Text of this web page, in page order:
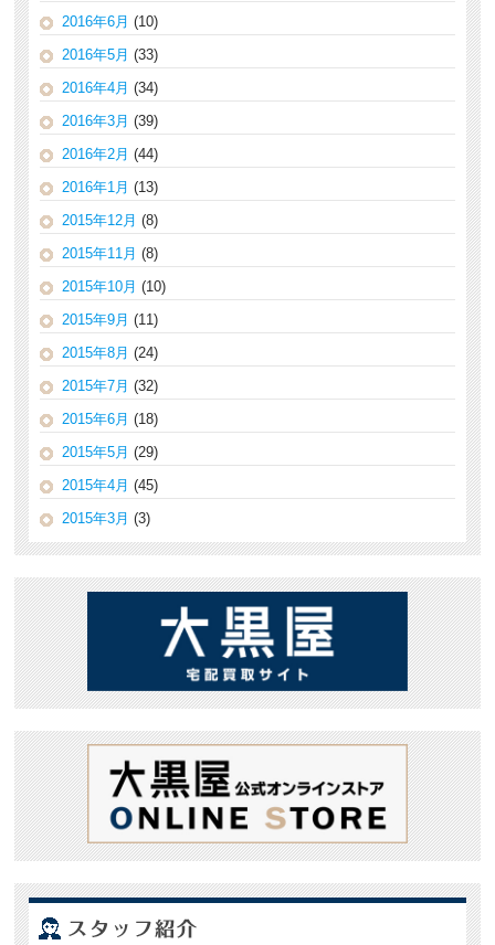
2016年6月 (10)
2016年5月 (33)
2016年4月 (34)
2016年3月 (39)
2016年2月 (44)
2016年1月 (13)
2015年12月 (8)
2015年11月 (8)
2015年10月 (10)
2015年9月 (11)
2015年8月 (24)
2015年7月 (32)
2015年6月 (18)
2015年5月 (29)
2015年4月 (45)
2015年3月 (3)